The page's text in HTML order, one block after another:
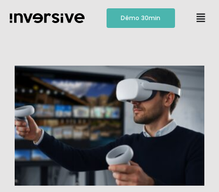
Démo 30min
Tarification
Ressources
Contact